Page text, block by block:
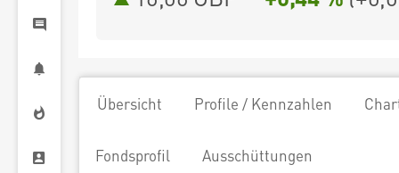
Übersicht Profile / Kennzahlen
Fondsprofil Ausschüttungen